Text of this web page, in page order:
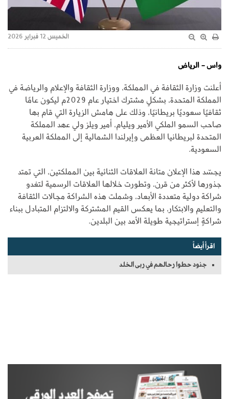
الخميس 12 فبراير 2026
واس - الرياض
أعلنت وزارة الثقافة في المملكة، ووزارة الثقافة والإعلام والرياضة في
المملكة المتحدة، بشكلٍ مشترك اختيار عام 2029م ليكون عامًا
ثقافيًا سعوديًا بريطانيًا، وذلك على هامش الزيارة التي قام بها
صاحب السمو الملكي الأمير ويليام، أمير ويلز ولي عهد المملكة
المتحدة لبريطانيا العظمى وإيرلندا الشمالية إلى المملكة العربية
السعودية.
يجسّد هذا الإعلان متانة العلاقات الثنائية بين المملكتين، التي تمتد
جذورها لأكثر من قرن، وتطورت خلالها العلاقات الرسمية لتغدو
شراكة دولية متعددة الأبعاد، وشملت هذه الشراكة مجالات الثقافة
والتعليم والابتكار، بما يعكس القيم المشتركة والالتزام المتبادل ببناء
شراكةٍ إستراتيجية طويلة الأمد بين البلدين.
اقرأ أيضاً
جنود حطوا رحالهم في ربى الخلد